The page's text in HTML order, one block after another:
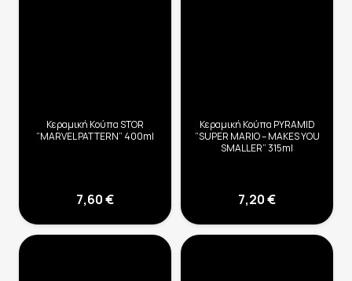
Κεραμική Κούπα STOR
“MARVEL PATTERN” 400ml
7,60€
Κεραμική Κούπα PYRAMID
“SUPER MARIO – MAKES YOU
SMALLER” 315ml
7,20€